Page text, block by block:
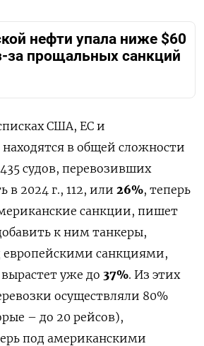
нефти упала ниже $60
за прощальных санкций
США, ЕС и
в общей сложности
судов, перевозивших
в 2024 г., 112, или 26%, теперь
санкции, пишет
к ним танкеры,
европейскими санкциями,
уже до 37%. Из этих
осуществляли 80%
– до 20 рейсов),
под американскими